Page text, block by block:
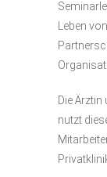
Leben
Die
nutzt